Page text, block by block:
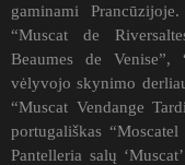
gaminami
“Muscat de
Beaumes de Venise”,
vėlyvojo skynimo
“Muscat Vendange
portugališkas
Pantelleria salų